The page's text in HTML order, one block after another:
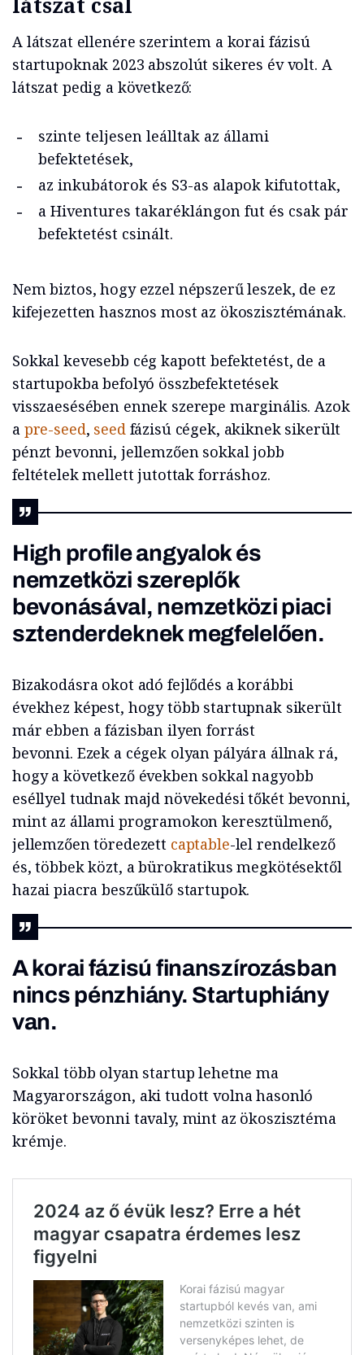
A látszat ellenére szerintem a korai fázisú
startupoknak 2023 abszolút sikeres év volt. A
látszat pedig a következő:
szinte teljesen leálltak az állami
befektetések,
az inkubátorok és S3-as alapok kifutottak,
a Hiventures takaréklángon fut és csak pár
befektetést csinált.
Nem biztos, hogy ezzel népszerű leszek, de ez
kifejezetten hasznos most az ökoszisztémának.
Sokkal kevesebb cég kapott befektetést, de a
startupokba befolyó összbefektetések
visszaesésében ennek szerepe marginális. Azok
apre-seed, seed fázisú cégek, akiknek sikerült
pénzt bevonni, jellemzően sokkal jobb
feltételek mellett jutottak forráshoz.
High profile angyalok és
nemzetközi szereplők
bevonásával, nemzetközi piaci
sztenderdeknek megfelelően.
Bizakodásra okot adó fejlődés a korábbi
évekhez képest, hogy több startupnak sikerült
már ebben a fázisban ilyen forrást
bevonni. Ezek a cégek olyan pályára állnak rá,
hogy a következő években sokkal nagyobb
eséllyel tudnak majd növekedési tőkét bevonni,
mint az állami programokon keresztülmenő,
jellemzően töredezett captable-lel rendelkező
és, többek közt, a bürokratikus megkötésektől
hazai piacra beszűkülő startupok.
A korai fázisú finanszírozásban
nincs pénzhiány. Startuphiány
van.
Sokkal több olyan startup lehetne ma
Magyarországon, aki tudott volna hasonló
köröket bevonni tavaly, mint az ökoszisztéma
krémje.